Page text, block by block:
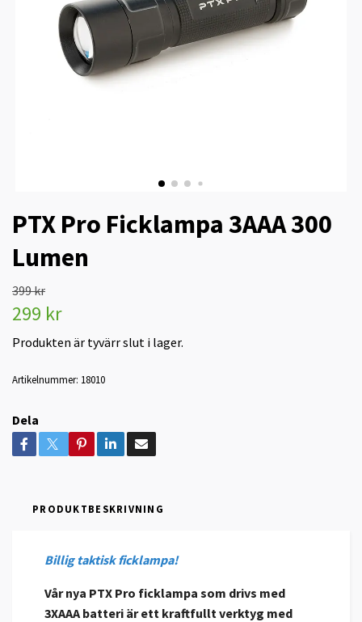
PTX Pro Ficklampa 3AAA 300
Lumen
399 kr
299 kr
Produkten är tyvärr slut i lager.
Artikelnummer: 18010
Dela
PRODUKTBESKRIVNING
Billig taktisk ficklampa!
Vår nya PTX Pro ficklampa som drivs med
3XAAA batteri är ett kraftfullt verktyg med